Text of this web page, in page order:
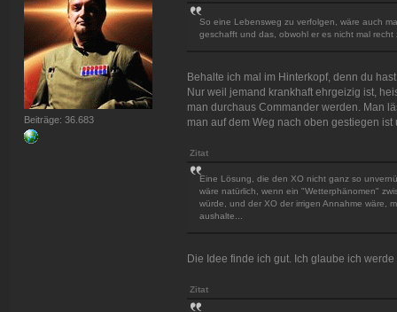
Beiträge: 36.683
So eine Lebensweg zu verfolgen, wäre auch
geschafft und das, obwohl er es nicht mal
Behalte ich mal im Hinterkopf, denn du
Nur weil jemand krankhaft ehrgeizig ist,
man durchaus Commander werden. Man
man auf dem Weg nach oben gestiegen
Zitat
Eine Lösung, die den XO nicht ganz so
wäre natürlich, wenn ein "Wetterphänomen"
würde, und der XO der irrigen Annahme wäre,
aushalte...
Die Idee finde ich gut. Ich glaube ich
Zitat